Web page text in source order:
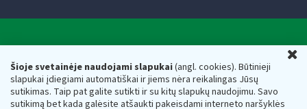
Šioje svetainėje naudojami slapukai(angl. cookies). Būtinieji
slapukai įdiegiami automatiškai ir jiems nėra reikalingas Jūsų
sutikimas. Taip pat galite sutikti ir su kitų slapukų naudojimu. Savo
sutikimą bet kada galėsite atšaukti pakeisdami interneto naršyklės
Respublikos finansų ministerijos
Biudžetinė įstaiga. Juridinio asmens kodas — 188659752,
adresas: Vasario 16-osios g. 14, 01107 Vilnius, Lietuva, el.paštas: